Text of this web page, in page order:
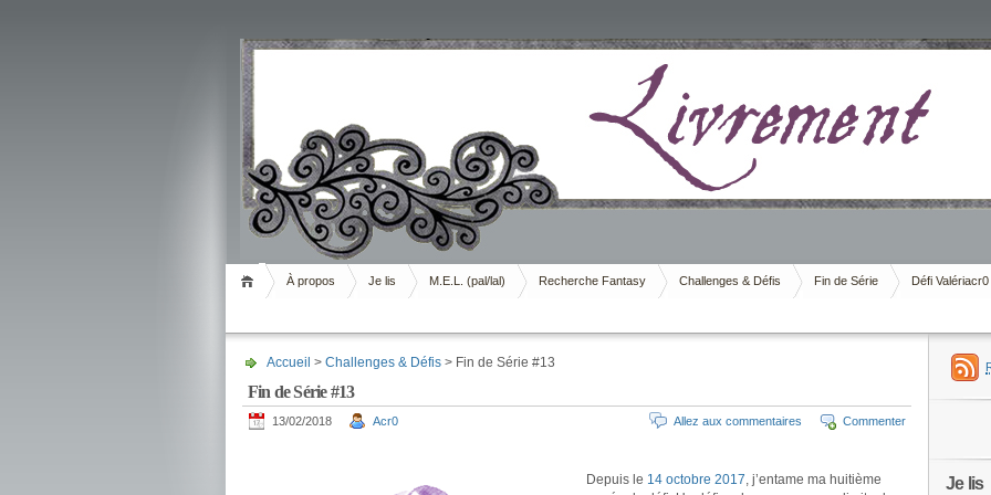
Livrement
À propos Je lis M.E.L. (pal/lal) Recherche Fantasy Challenges & Défis Fin de Série Défi Valériacr0
Accueil > Challenges & Défis > Fin de Série #13
Fin de Série #13
13/02/2018 Acr0 Commenter
Allez aux commentaires
Depuis le 14 octobre 2017, j’entame ma huitième
Je lis